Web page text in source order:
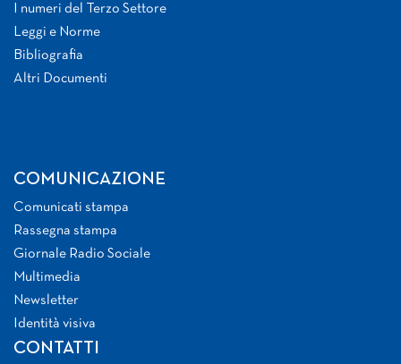
I numeri del Terzo Settore
Leggi e Norme
Bibliografia
Altri Documenti
COMUNICAZIONE
Comunicati stampa
Rassegna stampa
Giornale Radio Sociale
Multimedia
Newsletter
Identità visiva
CONTATTI